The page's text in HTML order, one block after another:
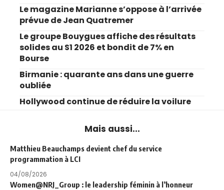
Le magazine Marianne s’oppose à l’arrivée
prévue de Jean Quatremer
Le groupe Bouygues affiche des résultats
solides au S1 2026 et bondit de 7% en
Bourse
Birmanie : quarante ans dans une guerre
oubliée
Hollywood continue de réduire la voilure
Mais aussi...
Matthieu Beauchamps devient chef du service
programmation à LCI
04/08/2026
Women@NRJ_Group : le leadership féminin à l’honneur